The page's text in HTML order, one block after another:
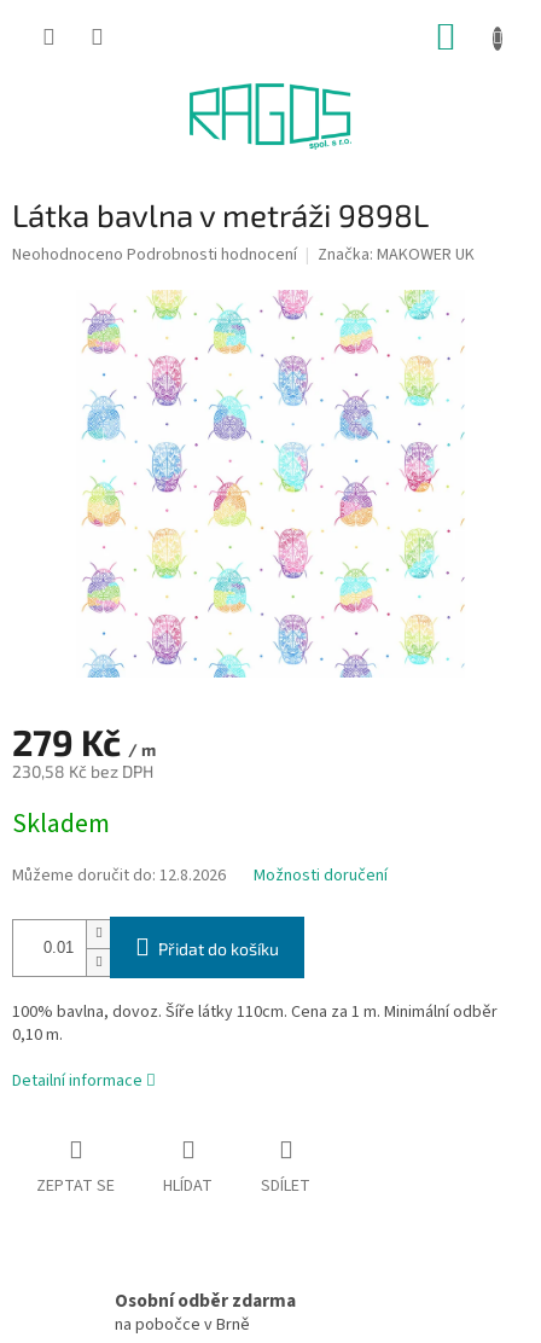
Látka bavlna v metráži 9898L
Průměrné
hvězdiček.
Neohodnoceno Podrobnosti hodnocení Značka: MAKOWER UK
279 Kč / m
230,58 Kč bez DPH
cena:
Skladem
Můžeme doručit do: 12.8.2026 Možnosti doručení
Přidat do košíku
100% bavlna, dovoz. Šíře látky 110cm. Cena za 1 m. Minimální odběr
0,10 m.
Detailní informace
ZEPTAT SE HLÍDAT SDÍLET
Osobní odběr zdarma
na pobočce v Brně